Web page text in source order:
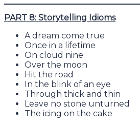
PART 8: Storytelling Idioms
A dream come true
Once in a lifetime
On cloud nine
Over the moon
Hit the road
In the blink of an eye
Through thick and thin
Leave no stone unturned
The icing on the cake